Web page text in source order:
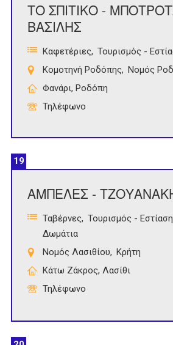
ΤΟ ΣΠΙΤΙΚΟ -
ΒΑΣΙΛΗΣ
Καφετέριες
Τουρισμός -
Κομοτηνή Ροδόπης
Νομός
Φανάρι, Ροδόπη
Τηλέφωνο
19
ΑΜΠΕΛΕΣ -
Ταβέρνες Τουρισμός - Εστίαση
Δωμάτια
Νομός Λασιθίου
Κρήτη
Κάτω Ζάκρος, Λασίθι
Τηλέφωνο